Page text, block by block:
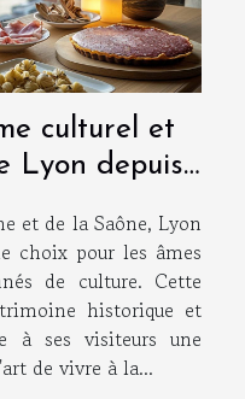
culturel et
Lyon depuis
et de la Saône, Lyon
choix pour les âmes
de culture. Cette
historique et
à ses visiteurs une
de vivre à la...